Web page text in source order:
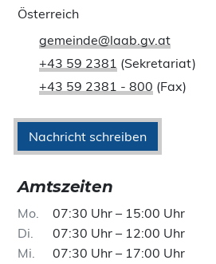
Österreich
gemeinde@laab.gv.at
+43 59 2381 (Sekretariat)
+43 59 2381 - 800 (Fax)
Nachricht schreiben
Amtszeiten
Mo
07:30 Uhr – 15:00 Uhr
Di
07:30 Uhr – 12:00 Uhr
Mi
07:30 Uhr – 17:00 Uhr